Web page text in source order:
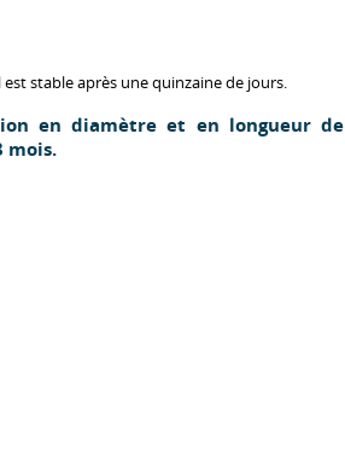
stable après une quinzaine de jours.
en diamètre et en longueur de
mois.